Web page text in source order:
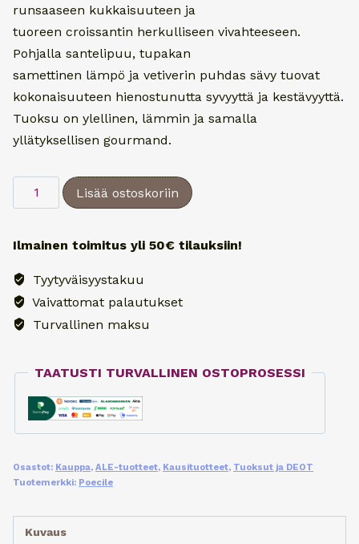
runsaaseen kukkaisuuteen ja
tuoreen croissantin herkulliseen vivahteeseen.
Pohjalla santelipuu, tupakan
samettinen lämpö ja vetiverin puhdas sävy tuovat
kokonaisuuteen hienostunutta syvyyttä ja kestävyyttä.
Tuoksu on ylellinen, lämmin ja samalla
yllätyksellisen gourmand.
Poecile
Eau
Parfum
Rose
Lutèce
-
määrä
Lisää ostoskoriin
Ilmainen toimitus yli 50€ tilauksiin!
Tyytyväisyystakuu
Vaivattomat palautukset
Turvallinen maksu
TAATUSTI TURVALLINEN OSTOPROSESSI
Osastot: Kauppa, ALE-tuotteet, Kausituotteet, Tuoksut ja DEOT
Tuotemerkki: Poecile
Kuvaus